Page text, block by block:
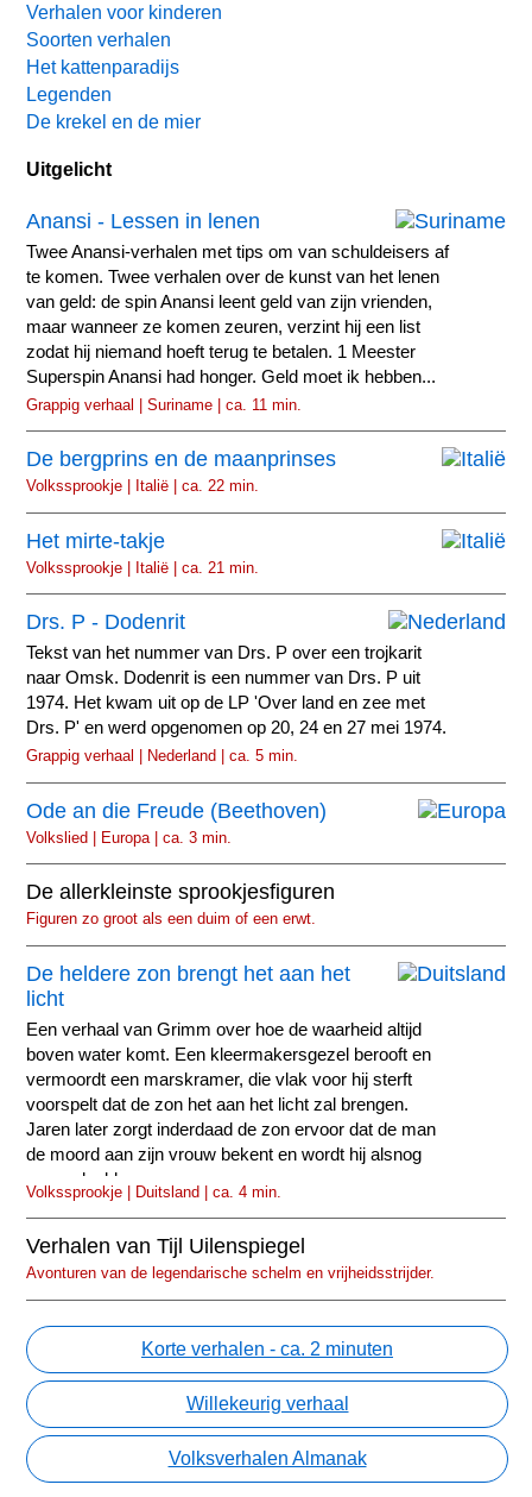
Verhalen voor kinderen
Soorten verhalen
Het kattenparadijs
Legenden
De krekel en de mier
Uitgelicht
Anansi - Lessen in lenen
Twee Anansi-verhalen met tips om van schuldeisers af
te komen. Twee verhalen over de kunst van het lenen
van geld: de spin Anansi leent geld van zijn vrienden,
maar wanneer ze komen zeuren, verzint hij een list
zodat hij niemand hoeft terug te betalen. 1 Meester
Superspin Anansi had honger. Geld moet ik hebben...
Grappig verhaal | Suriname | ca. 11 min.
De bergprins en de maanprinses
Volkssprookje | Italië | ca. 22 min.
Het mirte-takje
Volkssprookje | Italië | ca. 21 min.
Drs. P - Dodenrit
Tekst van het nummer van Drs. P over een trojkarit
naar Omsk. Dodenrit is een nummer van Drs. P uit
1974. Het kwam uit op de LP 'Over land en zee met
Drs. P' en werd opgenomen op 20, 24 en 27 mei 1974.
Grappig verhaal | Nederland | ca. 5 min.
Ode an die Freude (Beethoven)
Volkslied | Europa | ca. 3 min.
De allerkleinste sprookjesfiguren
Figuren zo groot als een duim of een erwt.
De heldere zon brengt het aan het
licht
Een verhaal van Grimm over hoe de waarheid altijd
boven water komt. Een kleermakersgezel berooft en
vermoordt een marskramer, die vlak voor hij sterft
voorspelt dat de zon het aan het licht zal brengen.
Jaren later zorgt inderdaad de zon ervoor dat de man
de moord aan zijn vrouw bekent en wordt hij alsnog
veroordeeld.
Volkssprookje | Duitsland | ca. 4 min.
Verhalen van Tijl Uilenspiegel
Avonturen van de legendarische schelm en vrijheidsstrijder.
Korte verhalen - ca. 2 minuten
Willekeurig verhaal
Volksverhalen Almanak